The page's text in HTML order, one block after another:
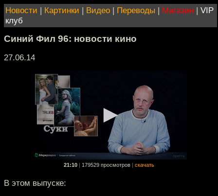
Новости | Картинки | Видео | Переводы | Магазин | VIP
клуб
Синий Фил 96: новости кино
27.06.14
21:10 179529 просмотров скачать
В этом выпуске: